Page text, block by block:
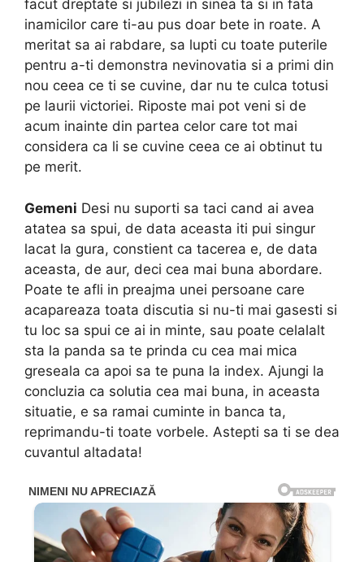
facut dreptate si jubilezi in sinea ta si in fata
inamicilor care ti-au pus doar bete in roate. A
meritat sa ai rabdare, sa lupti cu toate puterile
pentru a-ti demonstra nevinovatia si a primi din
nou ceea ce ti se cuvine, dar nu te culca totusi
pe laurii victoriei. Riposte mai pot veni si de
acum inainte din partea celor care tot mai
considera ca li se cuvine ceea ce ai obtinut tu
pe merit.
Gemeni Desi nu suporti sa taci cand ai avea
atatea sa spui, de data aceasta iti pui singur
lacat la gura, constient ca tacerea e, de data
aceasta, de aur, deci cea mai buna abordare.
Poate te afli in preajma unei persoane care
acapareaza toata discutia si nu-ti mai gasesti si
tu loc sa spui ce ai in minte, sau poate celalalt
sta la panda sa te prinda cu cea mai mica
greseala ca apoi sa te puna la index. Ajungi la
concluzia ca solutia cea mai buna, in aceasta
situatie, e sa ramai cuminte in banca ta,
reprimandu-ti toate vorbele. Astepti sa ti se dea
cuvantul altadata!